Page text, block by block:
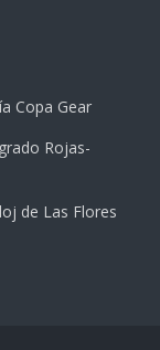
Copa Gear
Rojas-
de Las Flores